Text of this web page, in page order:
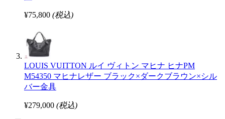
¥75,800 (税込)
LOUIS VUITTON ルイ ヴィトン マヒナ ヒナPM
M54350 マヒナレザー ブラック×ダークブラウン×シル
バー金具
¥279,000 (税込)